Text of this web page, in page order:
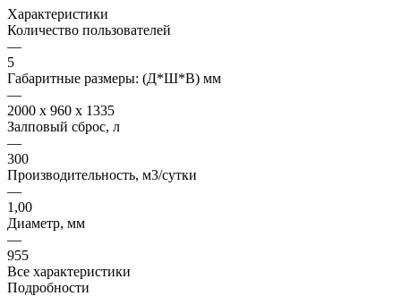
Характеристики
Количество пользователей
—
5
Габаритные размеры: (Д*Ш*В) мм
—
2000 x 960 x 1335
Залповый сброс, л
—
300
Производительность, м3/сутки
—
1,00
Диаметр, мм
—
955
Все характеристики
Подробности